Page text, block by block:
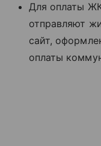
Для оплаты
отправляют
сайт,
оплаты